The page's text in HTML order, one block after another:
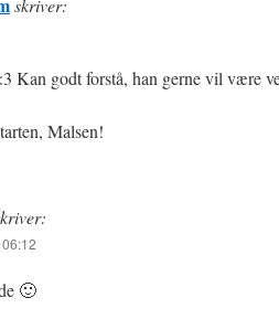
Kan godt forstå, han gerne vil være
Malsen!
🙂